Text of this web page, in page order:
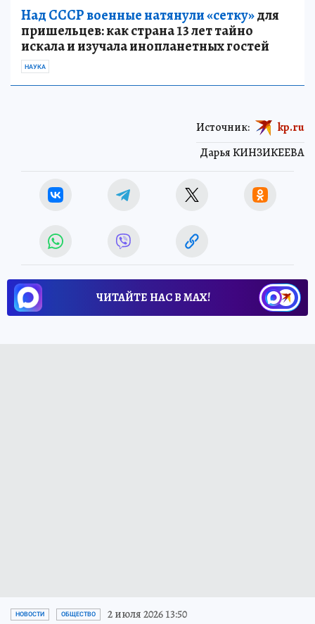
Над СССР военные натянули «сетку»для
пришельцев: как страна 13 лет тайно
искала и изучала инопланетных гостей
НАУКА
Дарья КИНЗИКЕЕВА
Источник: kp.ru
ЧИТАЙТЕ НАС В МАХ!
НОВОСТИ ОБЩЕСТВО 2 июля 2026 13:50